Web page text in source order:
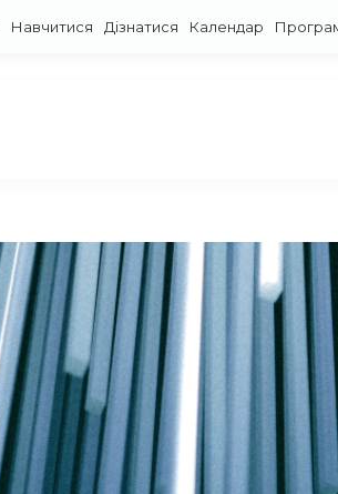
Навчитися Дізнатися Календар